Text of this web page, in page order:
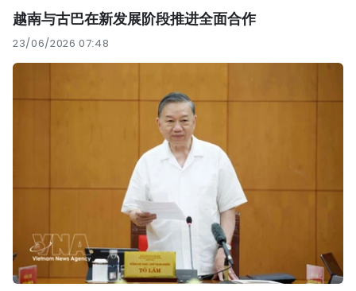
越南与古巴在新发展阶段推进全面合作
23/06/2026 07:48